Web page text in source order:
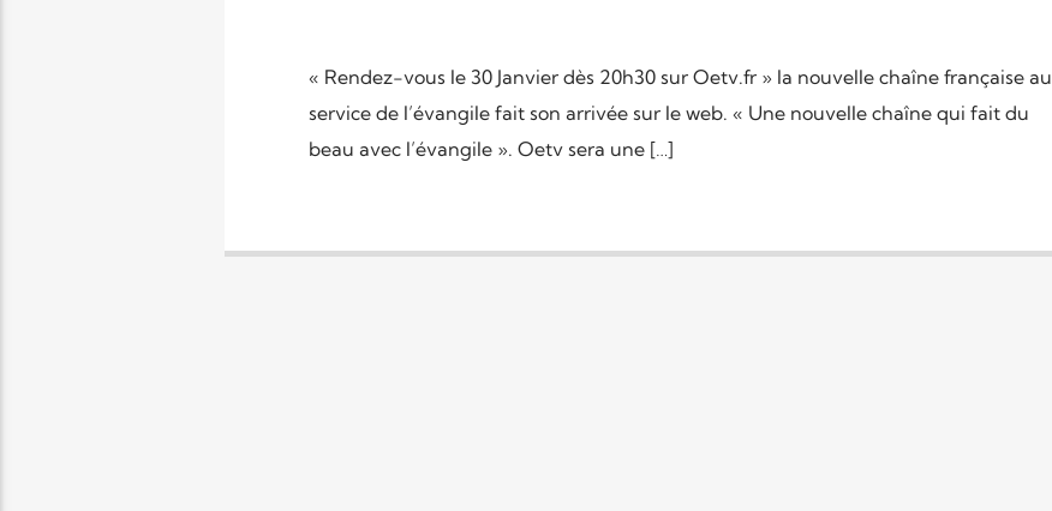
« Rendez-vous le 30 Janvier dès 20h30 sur Oetv.fr » la nouvelle chaîne française au
service de l’évangile fait son arrivée sur le web. « Une nouvelle chaîne qui fait du
beau avec l’évangile ». Oetv sera une […]